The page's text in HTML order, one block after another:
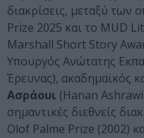
διακρίσεις, μεταξύ των
Prize 2025 και το MUD
Marshall Short Story
Υπουργός Ανώτατης
Έρευνας), ακαδημαϊκός
Ασράουι (Hanan
σημαντικές διεθνείς
Olof Palme Prize (2002)